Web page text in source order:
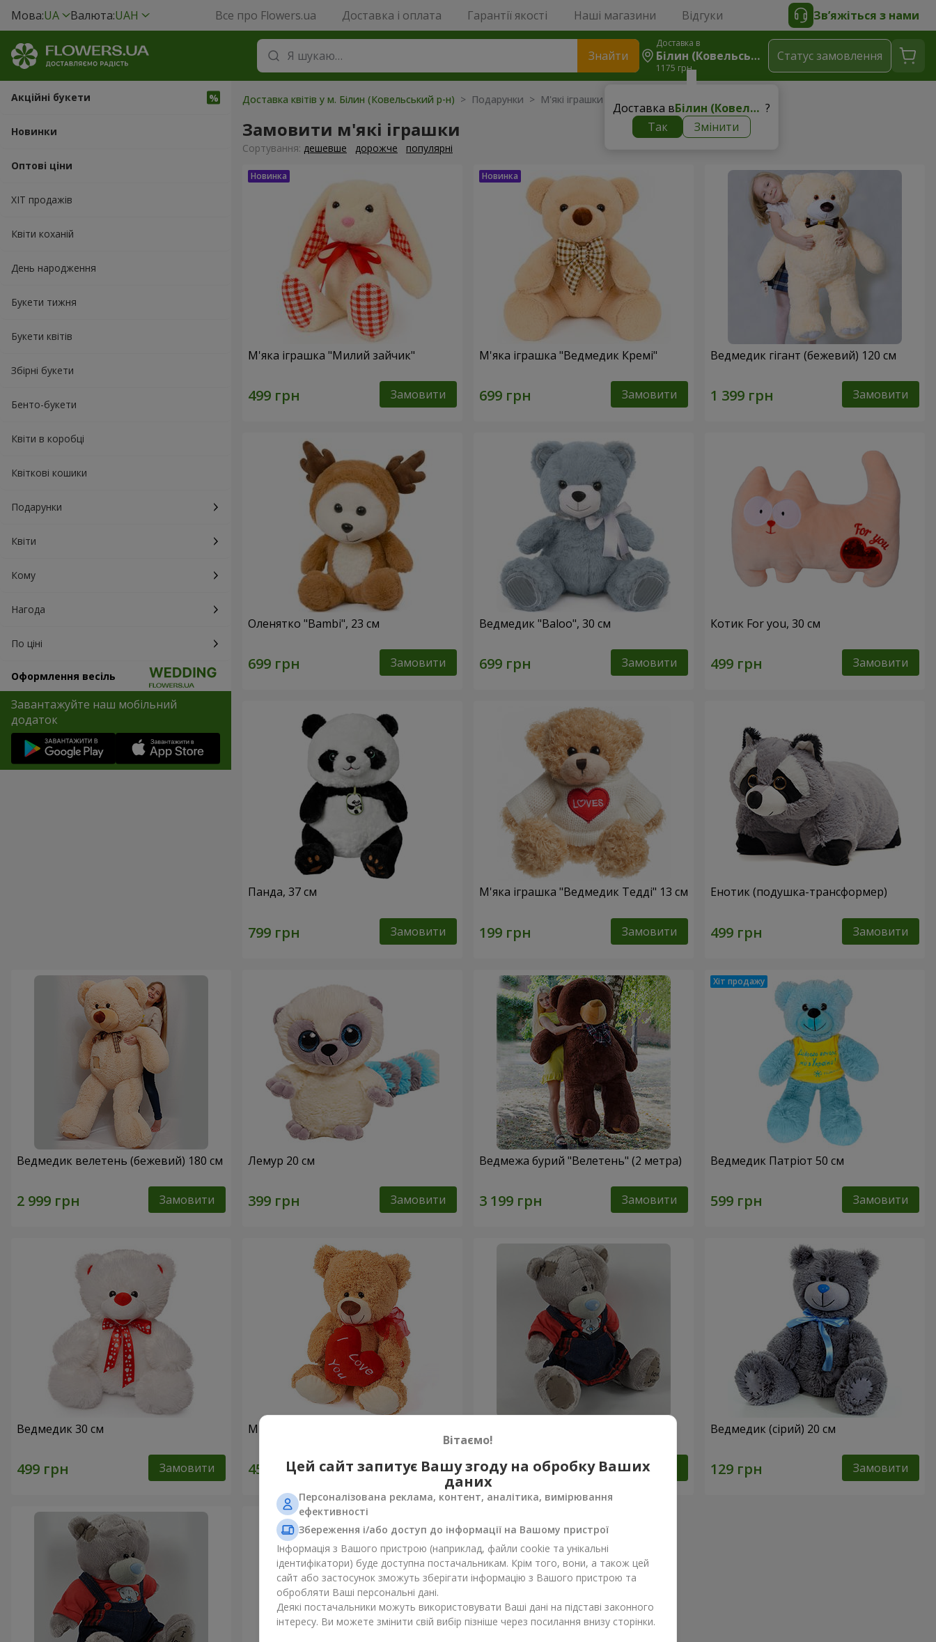
Мова:UA Валюта:UAH Все про Flowers.ua Доставка і оплата Гарантії якості Наші магазини Відгуки Зв’яжіться з нами
Знайти
Доставка в
Білин (Ковельський Р-Н)
1175 грн
Доставка в Білин (Ковельський р-н) ?
Так
Змінити
Статус замовлення
Акційні букети
Новинки
Оптові ціни
ХІТ продажів
Квіти коханій
День народження
Букети тижня
Букети квітів
Збірні букети
Бенто-букети
Квіти в коробці
Квіткові кошики
Подарунки
Квіти
Кому
Нагода
По ціні
Оформлення весіль
Завантажуйте наш мобільний
додаток
Доставка квітів у м. Білин (Ковельський р-н) > Подарунки > М'які іграшки
Замовити м'які іграшки
Сортування: дешевше дорожче популярні
М'яка іграшка "Милий зайчик"
Замовити
М'яка іграшка "Ведмедик Кремі"
Замовити
Ведмедик гігант (бежевий) 120 см
Замовити
Оленятко "Bambi", 23 см
Замовити
Ведмедик "Baloo", 30 см
Замовити
Котик For you, 30 см
Замовити
Панда, 37 см
Замовити
М'яка іграшка "Ведмедик Тедді" 13 см
Замовити
Енотик (подушка-трансформер)
Замовити
Ведмедик велетень (бежевий) 180 см
Замовити
Лемур 20 см
Замовити
Ведмежа бурий "Велетень" (2 метра)
Замовити
Ведмедик Патріот 50 см
Замовити
Ведмедик 30 см
Замовити
Милий ведмедик (з серцем) 30 см
Замовити Замовити
Ведмедик (сірий) 20 см
Замовити
Вітаємо!
Цей сайт запитує Вашу згоду на обробку Ваших
даних
Персоналізована реклама, контент, аналітика, вимірювання
ефективності
Збереження і/або доступ до інформації на Вашому пристрої
Інформація з Вашого пристрою (наприклад, файли cookie та унікальні
ідентифікатори) буде доступна постачальникам. Крім того, вони, а також цей
сайт або застосунок зможуть зберігати інформацію з Вашого пристрою та
обробляти Ваші персональні дані.
Деякі постачальники можуть використовувати Ваші дані на підставі законного
інтересу. Ви можете змінити свій вибір пізніше через посилання внизу сторінки.